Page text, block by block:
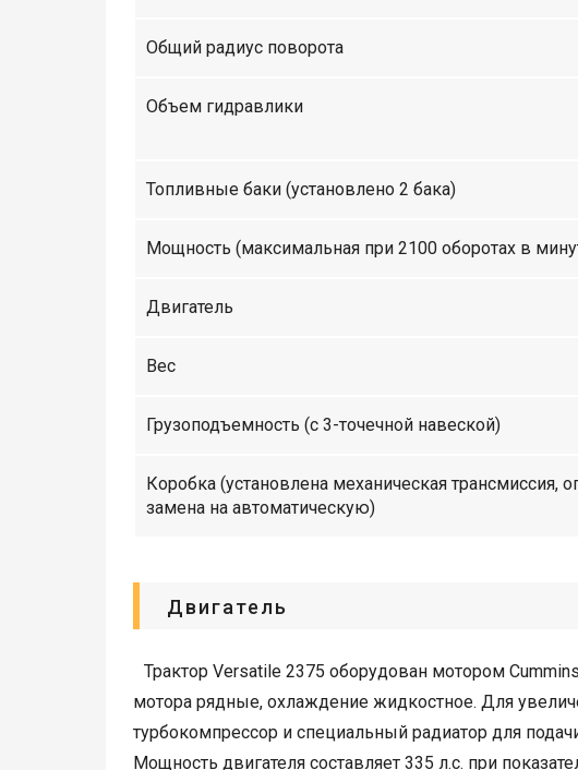
Общий радиус поворота
Объем гидравлики
Топливные баки (установлено 2 бака)
Мощность (максимальная при 2100 оборотах в
Двигатель
Вес
Грузоподъемность (с 3-точечной навеской)
Коробка (установлена механическая трансмиссия,
замена на автоматическую)
Двигатель
Трактор Versatile 2375 оборудован мотором
мотора рядные, охлаждение жидкостное. Для
турбокомпрессор и специальный радиатор для
Мощность двигателя составляет 335 л.с. при